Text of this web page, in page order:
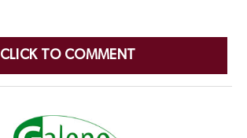
CLICK TO COMMENT